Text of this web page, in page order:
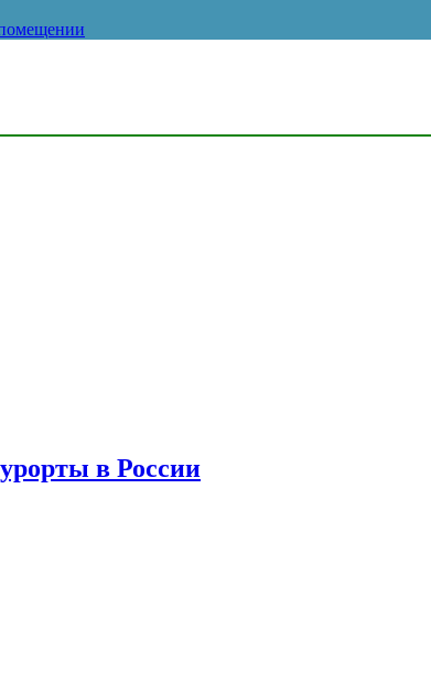
в России